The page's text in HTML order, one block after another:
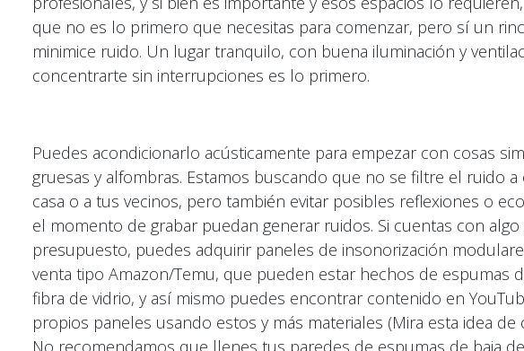
que no es lo primero que necesitas para comenzar, pero sí un
minimice ruido. Un lugar tranquilo, con buena iluminación y
concentrarte sin interrupciones es lo primero.
Puedes acondicionarlo acústicamente para empezar con cosas
gruesas y alfombras. Estamos buscando que no se filtre el ruido
casa o a tus vecinos, pero también evitar posibles reflexiones o
el momento de grabar puedan generar ruidos. Si cuentas con algo
presupuesto, puedes adquirir paneles de insonorización
venta tipo Amazon/Temu, que pueden estar hechos de espumas
fibra de vidrio, y así mismo puedes encontrar contenido en
propios paneles usando estos y más materiales (Mira esta idea
No recomendamos que llenes tus paredes de espumas de baja